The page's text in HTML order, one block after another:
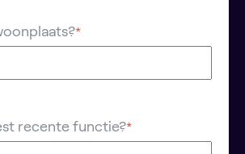
*
recente functie?*